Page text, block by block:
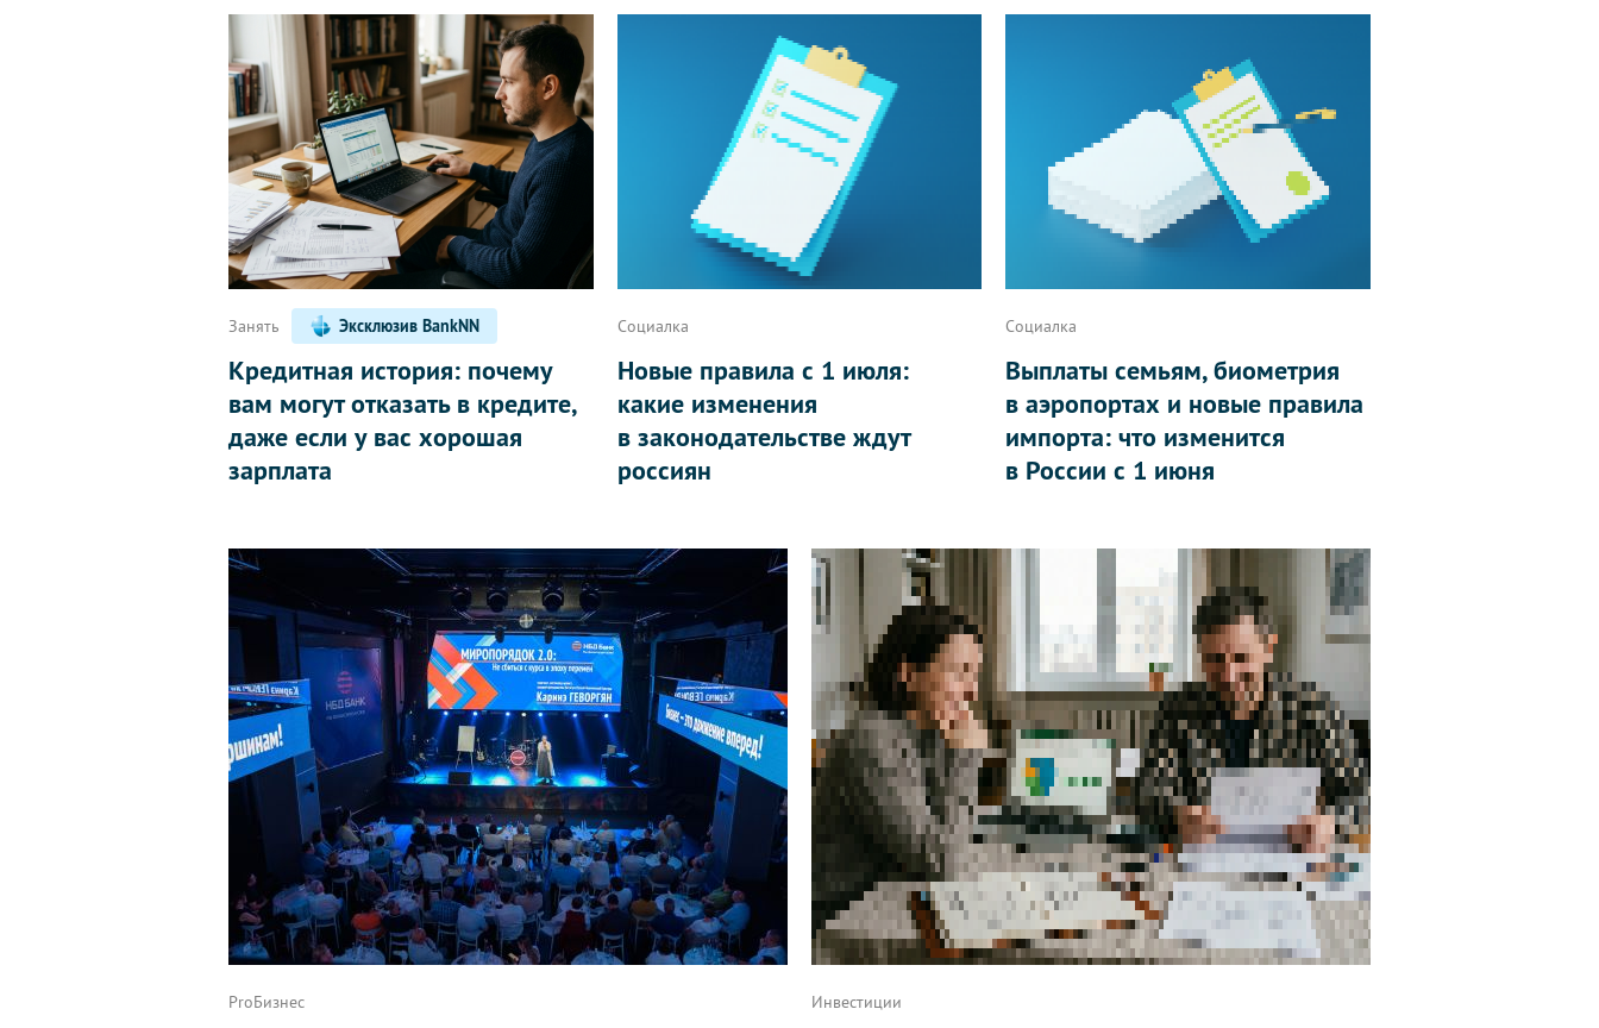
Занять Эксклюзив BankNN
Кредитная история: почему
вам могут отказать в кредите,
даже если у вас хорошая
зарплата
Социалка
Новые правила с 1 июля:
какие изменения
в законодательстве ждут
россиян
Социалка
Выплаты семьям, биометрия
в аэропортах и новые правила
импорта: что изменится
в России с 1 июня
ProБизнес Инвестиции